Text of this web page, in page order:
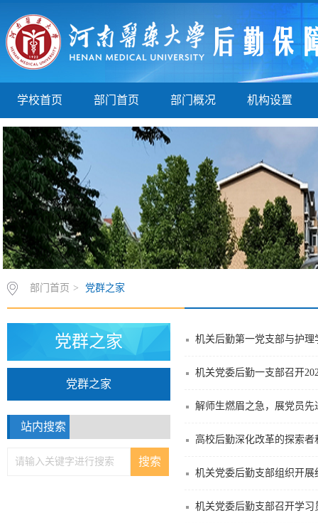
学校首页 部门首页 部门概况 机构设置
部门首页 > 党群之家
党群之家
党群之家
站内搜索
机关后勤第一党支部与护
机关党委后勤一支部召开
解师生燃眉之急，展党员
高校后勤深化改革的探索
机关党委后勤支部组织开展
机关党委后勤支部召开学